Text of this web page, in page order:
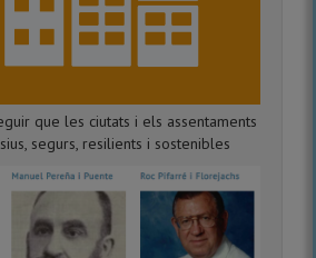
que les ciutats i els assentaments
segurs, resilients i sostenibles